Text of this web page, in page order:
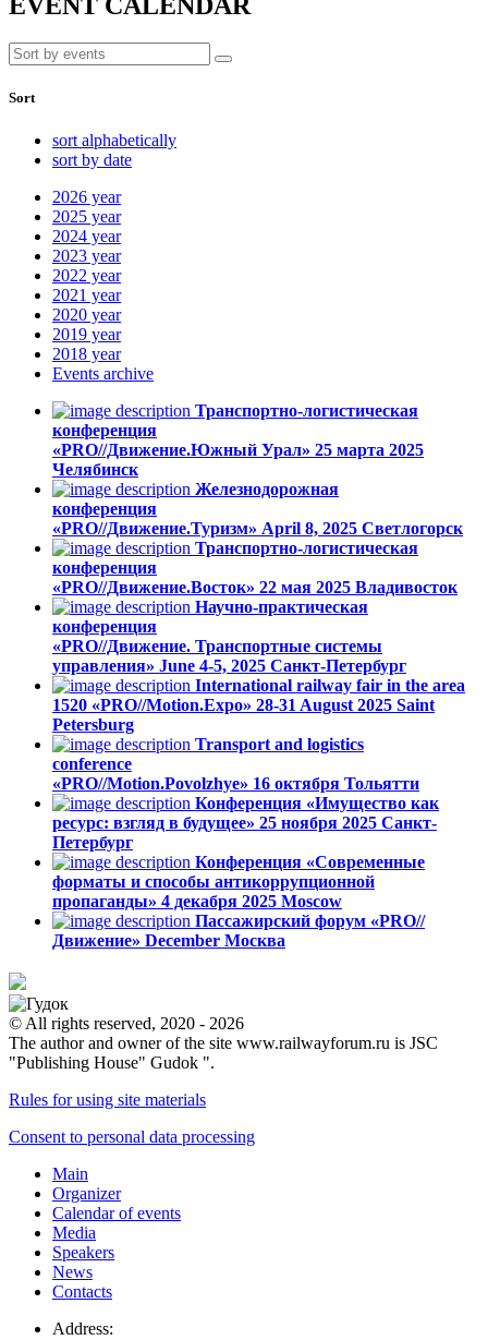
Sort
sort alphabetically
sort by date
2026 year
2025 year
2024 year
2023 year
2022 year
2021 year
2020 year
2019 year
2018 year
Events archive
Транспортно-логистическая
конференция
«PRO//Движение.Южный Урал» 25 марта 2025
Челябинск
Железнодорожная
конференция
«PRO//Движение.Туризм» April 8, 2025 Светлогорск
Транспортно-логистическая
конференция
«PRO//Движение.Восток» 22 мая 2025 Владивосток
Научно-практическая
конференция
«PRO//Движение. Транспортные системы
управления» June 4-5, 2025 Санкт-Петербург
International railway fair in the area
1520 «PRO//Motion.Expo» 28-31 August 2025 Saint
Petersburg
Transport and logistics
conference
«PRO//Motion.Povolzhye» 16 октября Тольятти
Конференция «Имущество как
ресурс: взгляд в будущее» 25 ноября 2025 Санкт-
Петербург
Конференция «Современные
форматы и способы антикоррупционной
пропаганды» 4 декабря 2025 Moscow
Пассажирский форум «PRO//
Движение» December Москва
© All rights reserved, 2020 - 2026
The author and owner of the site www.railwayforum.ru is JSC
"Publishing House" Gudok ".
Rules for using site materials
Consent to personal data processing
Main
Organizer
Calendar of events
Media
Speakers
News
Contacts
Address: